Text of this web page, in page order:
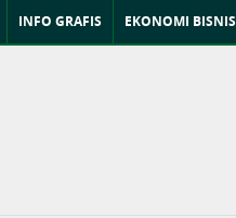
INFO GRAFIS EKONOMI BISNIS